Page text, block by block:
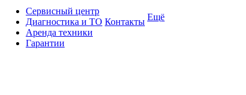
Сервисный центр
Диагностика и ТО
Аренда техники
Гарантии
Контакты Ещё